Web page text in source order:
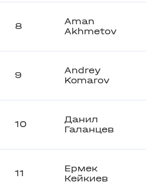
8
Aman
Akhmetov
9
Andrey
Komarov
10
Данил
Галанцев
11
Ермек
Кейкиев